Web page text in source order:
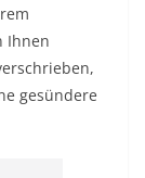
Ihnen
gesündere